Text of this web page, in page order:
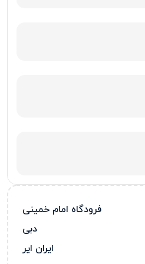
فرودگاه امام خمینی
دبی
ایران ایر